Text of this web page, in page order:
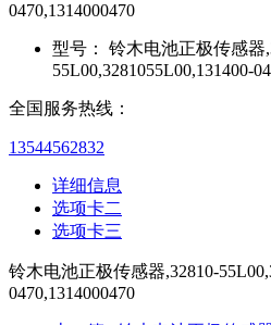
0470,1314000470
型号：
铃木电池正极传感器
55L00,3281055L00,131400-
全国服务热线：
13544562832
详细信息
选项卡二
选项卡三
铃木电池正极传感器,32810-
0470,1314000470